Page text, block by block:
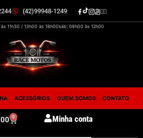
(42)99948-1249
11h30 / 13h00 às 18h00sáb: 08h00 às 12h00
ACESSÓRIOS QUEM SOMOS CONTATO
0 Minha conta